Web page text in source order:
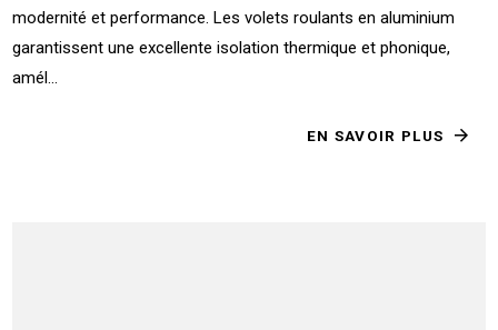
modernité et performance. Les volets roulants en aluminium
garantissent une excellente isolation thermique et phonique,
amél...
EN SAVOIR PLUS